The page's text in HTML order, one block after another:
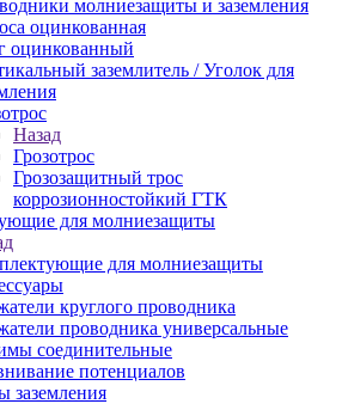
молниезащиты и заземления
оцинкованная
оцинкованный
заземлитель / Уголок для
Назад
Грозотрос
Грозозащитный трос
коррозионностойкий ГТК
для молниезащиты
для молниезащиты
круглого проводника
проводника универсальные
соединительные
потенциалов
заземления